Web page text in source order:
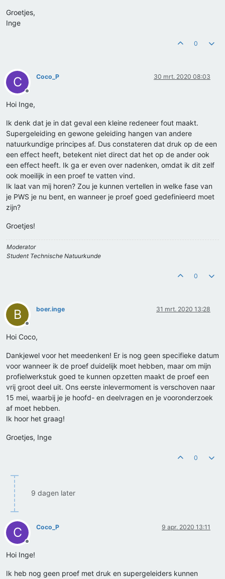
Groetjes,
Inge
0
C
Offline
Coco_P 30 mrt. 2020 08:03
Hoi Inge,
Ik denk dat je in dat geval een kleine redeneer fout maakt.
Supergeleiding en gewone geleiding hangen van andere
natuurkundige principes af. Dus constateren dat druk op de een
een effect heeft, betekent niet direct dat het op de ander ook
een effect heeft. Ik ga er even over nadenken, omdat ik dit zelf
ook moeilijk in een proef te vatten vind.
Ik laat van mij horen? Zou je kunnen vertellen in welke fase van
je PWS je nu bent, en wanneer je proef goed gedefinieerd moet
zijn?
Groetjes!
Moderator
Student Technische Natuurkunde
0
B
Offline
boer.inge 31 mrt. 2020 13:28
Hoi Coco,
Dankjewel voor het meedenken! Er is nog geen specifieke datum
voor wanneer ik de proef duidelijk moet hebben, maar om mijn
profielwerkstuk goed te kunnen opzetten maakt de proef een
vrij groot deel uit. Ons eerste inlevermoment is verschoven naar
15 mei, waarbij je je hoofd- en deelvragen en je vooronderzoek
af moet hebben.
Ik hoor het graag!
Groetjes, Inge
0
9 dagen later
C
Offline
Coco_P 9 apr. 2020 13:11
Hoi Inge!
Ik heb nog geen proef met druk en supergeleiders kunnen